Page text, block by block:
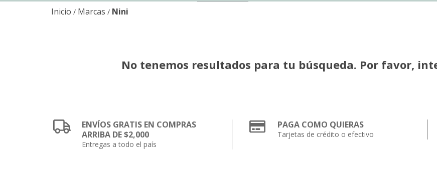
Inicio / Marcas / Nini
No tenemos resultados para tu búsqueda. Por favor,
ENVÍOS GRATIS EN COMPRAS
ARRIBA DE $2,000
Entregas a todo el país
PAGA COMO QUIERAS
Tarjetas de crédito o efectivo